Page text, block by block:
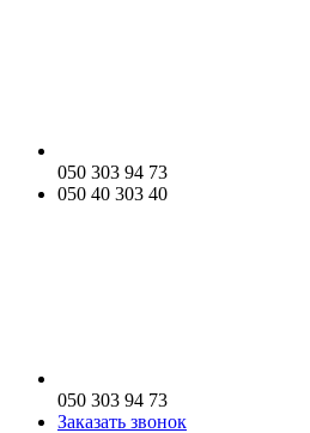
050 303 94 73
050 40 303 40
050 303 94 73
Заказать звонок